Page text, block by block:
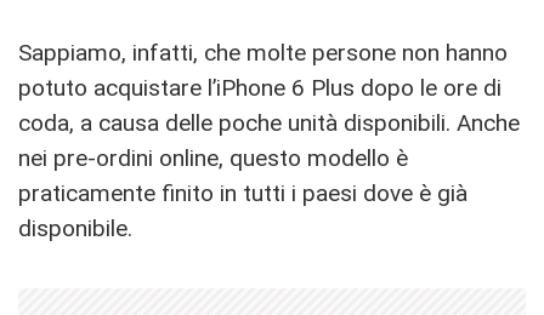
Sappiamo, infatti, che molte persone non hanno
potuto acquistare l’iPhone 6 Plus dopo le ore di
coda, a causa delle poche unità disponibili. Anche
nei pre-ordini online, questo modello è
praticamente finito in tutti i paesi dove è già
disponibile.